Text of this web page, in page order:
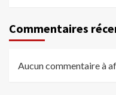
Commentaires
Aucun commentaire à